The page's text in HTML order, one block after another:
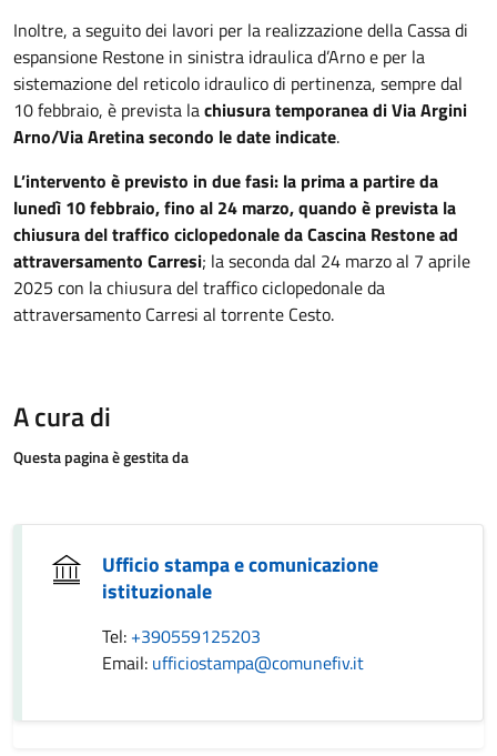
Inoltre, a seguito dei lavori per la realizzazione della Cassa di
espansione Restone in sinistra idraulica d’Arno e per la
sistemazione del reticolo idraulico di pertinenza, sempre dal
10 febbraio, è prevista lachiusura temporanea di Via Argini
Arno/Via Aretina secondo le date indicate.
L’intervento è previsto in due fasi: la prima a partire da
lunedì 10 febbraio, fino al 24 marzo, quando è prevista la
chiusura del traffico ciclopedonale da Cascina Restone ad
attraversamento Carresi; la seconda dal 24 marzo al 7 aprile
2025 con la chiusura del traffico ciclopedonale da
attraversamento Carresi al torrente Cesto.
A cura di
Questa pagina è gestita da
Ufficio stampa e comunicazione
istituzionale
Tel: +390559125203
Email: ufficiostampa@comunefiv.it